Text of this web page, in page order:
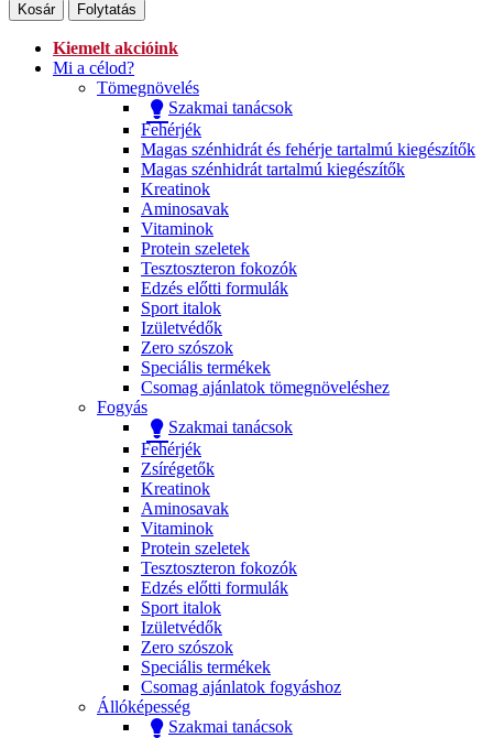
Kosár Folytatás
Kiemelt akcióink
Mi a célod?
Tömegnövelés
Szakmai tanácsok
Fehérjék
Magas szénhidrát és fehérje tartalmú kiegészítők
Magas szénhidrát tartalmú kiegészítők
Kreatinok
Aminosavak
Vitaminok
Protein szeletek
Tesztoszteron fokozók
Edzés előtti formulák
Sport italok
Izületvédők
Zero szószok
Speciális termékek
Csomag ajánlatok tömegnöveléshez
Fogyás
Szakmai tanácsok
Fehérjék
Zsírégetők
Kreatinok
Aminosavak
Vitaminok
Protein szeletek
Tesztoszteron fokozók
Edzés előtti formulák
Sport italok
Izületvédők
Zero szószok
Speciális termékek
Csomag ajánlatok fogyáshoz
Állóképesség
Szakmai tanácsok